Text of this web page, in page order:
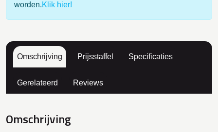
worden.Klik hier!
Omschrijving Prijsstaffel Specificaties
Gerelateerd Reviews
Omschrijving